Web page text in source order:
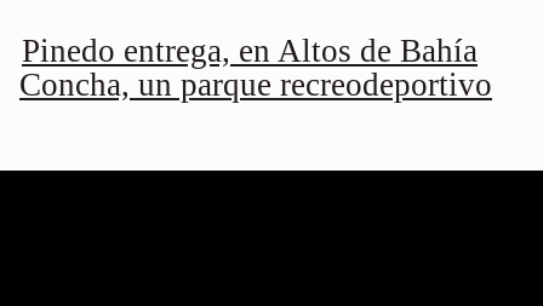
Pinedo entrega, en Altos de Bahía
Concha, un parque recreodeportivo